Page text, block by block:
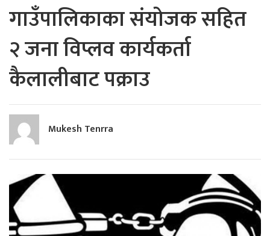
गाउँपालिकाका संयोजक सहित
२ जना विप्लव कार्यकर्ता
कैलालीबाट पक्राउ
Mukesh Tenrra